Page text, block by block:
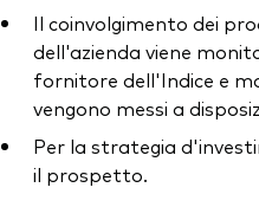
Il coinvolgimento dei
dell'azienda viene
fornitore dell'Indice e
vengono messi a
Per la strategia
il prospetto.